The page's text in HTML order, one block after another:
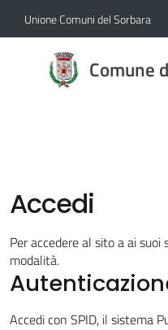
Vai al contenuto
Vai alla navigazione
Vai al footer
Unione Comuni del Sorbara
Comune
Comune di
Nonantola
Novità
Servizi
Menu selezionato
Vivere
Nonantola
Accedi
Per accedere al sito a ai
modalità.
Accedi con SPID, il sistema